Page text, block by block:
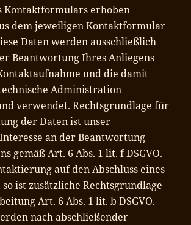
Kontaktformulars erhoben
dem jeweiligen Kontaktformular
Daten werden ausschließlich
Beantwortung Ihres Anliegens
und die damit
Administration
verwendet. Rechtsgrundlage für
der Daten ist unser
an der Beantwortung
gemäß Art. 6 Abs. 1 lit. f DSGVO.
auf den Abschluss eines
ist zusätzliche Rechtsgrundlage
Art. 6 Abs. 1 lit. b DSGVO.
nach abschließender